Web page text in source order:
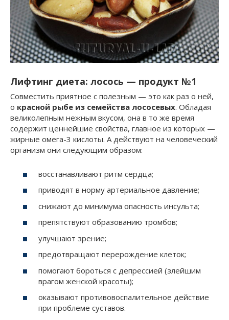
Лифтинг диета: лосось — продукт №1
Совместить приятное с полезным — это как раз о ней,
о красной рыбе из семейства лососевых. Обладая
великолепным нежным вкусом, она в то же время
содержит ценнейшие свойства, главное из которых —
жирные омега-3 кислоты. А действуют на человеческий
организм они следующим образом:
восстанавливают ритм сердца;
приводят в норму артериальное давление;
снижают до минимума опасность инсульта;
препятствуют образованию тромбов;
улучшают зрение;
предотвращают перерождение клеток;
помогают бороться с депрессией (злейшим
врагом женской красоты);
оказывают противовоспалительное действие
при проблеме суставов.